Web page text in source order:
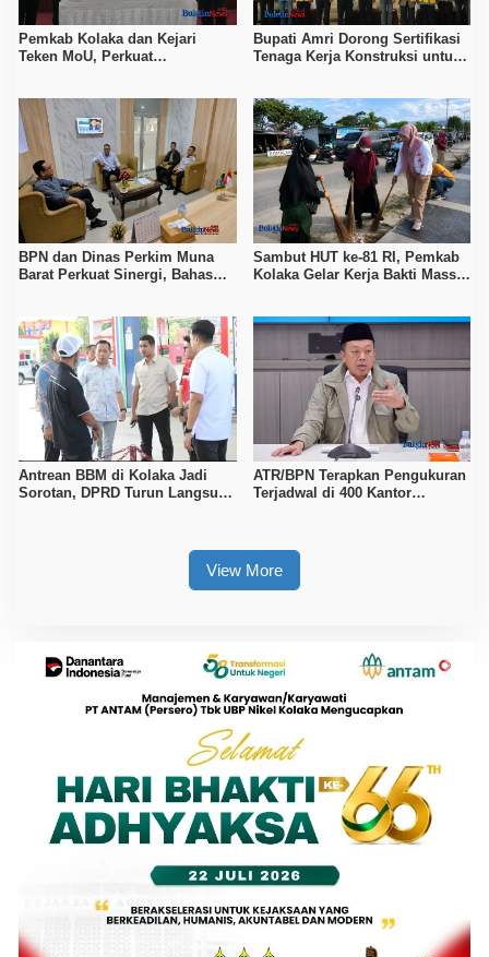
Pemkab Kolaka dan Kejari
Teken MoU, Perkuat
Bupati Amri Dorong Sertifikasi
Tenaga Kerja Konstruksi untuk
BPN dan Dinas Perkim Muna
Barat Perkuat Sinergi, Bahas
Sambut HUT ke-81 RI, Pemkab
Kolaka Gelar Kerja Bakti Massal
Antrean BBM di Kolaka Jadi
Sorotan, DPRD Turun Langsung
ATR/BPN Terapkan Pengukuran
Terjadwal di 400 Kantor
View More